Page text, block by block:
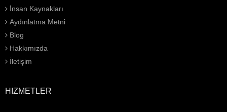
İnsan Kaynakları
Aydınlatma Metni
Blog
Hakkımızda
İletişim
HIZMETLER